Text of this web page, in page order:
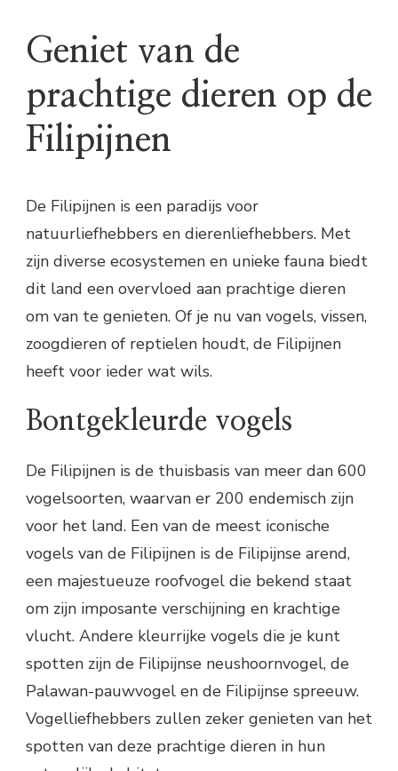
Geniet van de
prachtige dieren op de
Filipijnen
De Filipijnen is een paradijs voor
natuurliefhebbers en dierenliefhebbers. Met
zijn diverse ecosystemen en unieke fauna biedt
dit land een overvloed aan prachtige dieren
om van te genieten. Of je nu van vogels, vissen,
zoogdieren of reptielen houdt, de Filipijnen
heeft voor ieder wat wils.
Bontgekleurde vogels
De Filipijnen is de thuisbasis van meer dan 600
vogelsoorten, waarvan er 200 endemisch zijn
voor het land. Een van de meest iconische
vogels van de Filipijnen is de Filipijnse arend,
een majestueuze roofvogel die bekend staat
om zijn imposante verschijning en krachtige
vlucht. Andere kleurrijke vogels die je kunt
spotten zijn de Filipijnse neushoornvogel, de
Palawan-pauwvogel en de Filipijnse spreeuw.
Vogelliefhebbers zullen zeker genieten van het
spotten van deze prachtige dieren in hun